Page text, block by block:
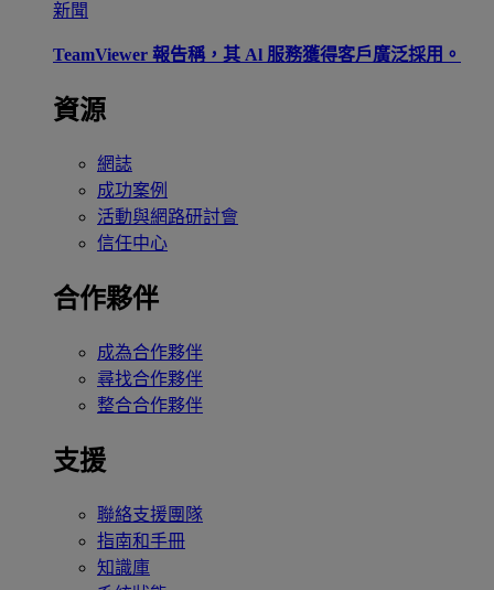
新聞
TeamViewer 報告稱，其 Al 服務獲得客戶廣泛採用。
資源
網誌
成功案例
活動與網路研討會
信任中心
合作夥伴
成為合作夥伴
尋找合作夥伴
整合合作夥伴
支援
聯絡支援團隊
指南和手冊
知識庫